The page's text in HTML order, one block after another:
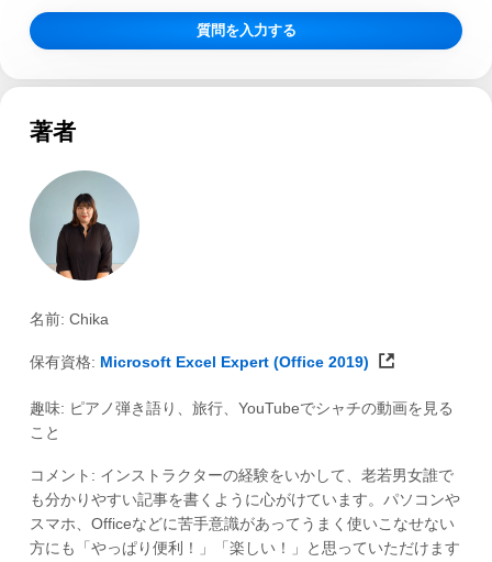
質問を入力する
著者
名前: Chika
保有資格: Microsoft Excel Expert (Office 2019)
趣味: ピアノ弾き語り、旅行、YouTubeでシャチの動画を見る
こと
コメント: インストラクターの経験をいかして、老若男女誰で
も分かりやすい記事を書くように心がけています。パソコンや
スマホ、Officeなどに苦手意識があってうまく使いこなせない
方にも「やっぱり便利！」「楽しい！」と思っていただけます